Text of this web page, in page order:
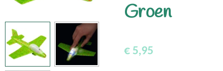
Groen
€ 5,95